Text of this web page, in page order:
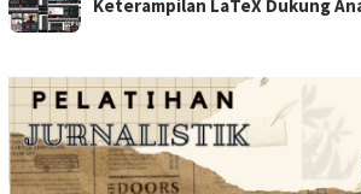
Keterampilan LaTeX Dukung